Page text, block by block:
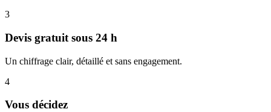
3
Devis gratuit sous 24 h
Un chiffrage clair, détaillé et sans engagement.
4
Vous décidez